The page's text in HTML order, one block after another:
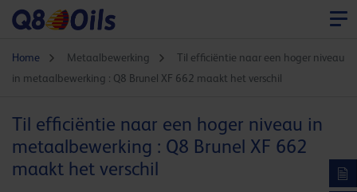
Home Metaalbewerking
Til efficiëntie naar een hoger niveau
in metaalbewerking : Q8 Brunel XF 662 maakt het verschil
Til efficiëntie naar een hoger niveau in
metaalbewerking : Q8 Brunel XF 662
maakt het verschil